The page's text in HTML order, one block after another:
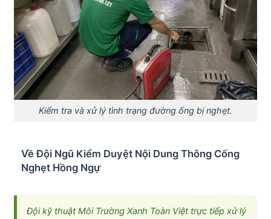
Kiểm tra và xử lý tình trạng đường ống bị nghẹt.
Về Đội Ngũ Kiểm Duyệt Nội Dung Thông Cống
Nghẹt Hồng Ngự
Đội kỹ thuật Môi Trường Xanh Toàn Việt trực tiếp xử lý